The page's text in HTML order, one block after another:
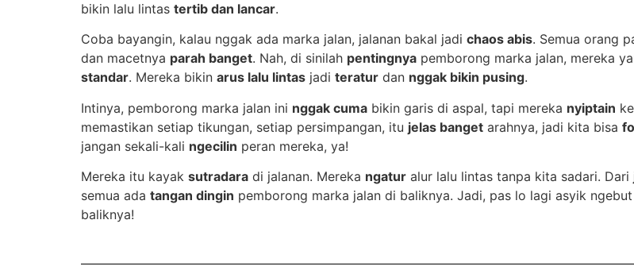
bikin lalu lintas tertib dan lancar.
Coba bayangin, kalau nggak ada marka jalan, jalanan bakal jadi chaos abis. Semua orang
dan macetnya parah banget. Nah, di sinilah pentingnya pemborong marka jalan, mereka
standar. Mereka bikin arus lalu lintas jadi teratur dan nggak bikin pusing.
Intinya, pemborong marka jalan ini nggak cuma bikin garis di aspal, tapi mereka nyiptain
memastikan setiap tikungan, setiap persimpangan, itu jelas banget arahnya, jadi kita bisa
jangan sekali-kali ngecilin peran mereka, ya!
Mereka itu kayak sutradara di jalanan. Mereka ngatur alur lalu lintas tanpa kita sadari. Dari
semua ada tangan dingin pemborong marka jalan di baliknya. Jadi, pas lo lagi asyik
baliknya!